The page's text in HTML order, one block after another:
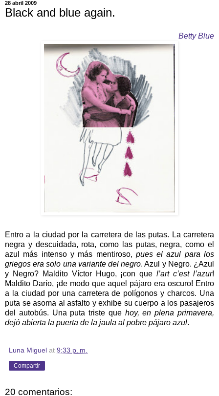
28 abril 2009
Black and blue again.
Betty Blue
Entro a la ciudad por la carretera de las putas. La carretera
negra y descuidada, rota, como las putas, negra, como el
azul más intenso y más mentiroso, pues el azul para los
griegos era solo una variante del negro. Azul y Negro. ¿Azul
y Negro? Maldito Víctor Hugo, ¡con quel’art c’est l’azur!
Maldito Darío, ¡de modo que aquel pájaro era oscuro! Entro
a la ciudad por una carretera de polígonos y charcos. Una
puta se asoma al asfalto y exhibe su cuerpo a los pasajeros
del autobús. Una puta triste que hoy, en plena primavera,
dejó abierta la puerta de la jaula al pobre pájaro azul.
Luna Miguel at 9:33 p. m.
Compartir
20 comentarios: